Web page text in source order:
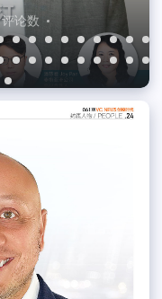
论数 73 views
论数
论数
评论数
论数
论数
论数
论数
论数
评论数
论数
论数 141 views
论数 125 views
评论数
论数 99 views
评论数
论数
论数
0 评论数
0 评论数
0 评论数
0 评论数
0 评论数
0 评论数
0 评论数
0 评论数
0 评论数
0 评论数
0 评论数
0 评论数
0 评论数
0 评论数
0 评论数
0 评论数
0 评论数
0 评论数
0 评论数
0 评论数
0 评论数
0 评论数
0 评论数
0 评论数
0 评论数
0 评论数
0 评论数
0 评论数
0 评论数
0 评论数
0 评论数
0 评论数
0 评论数